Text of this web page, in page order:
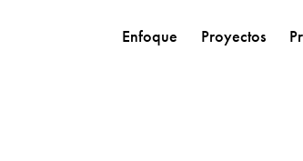
Enfoque Proyectos